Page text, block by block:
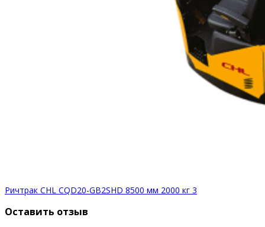
Ричтрак CHL CQD20-GB2SHD 8500 мм 2000 кг 3
Оставить отзыв